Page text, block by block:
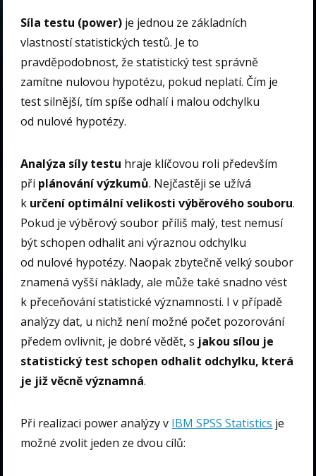
Síla testu (power) je jednou ze základních
vlastností statistických testů. Je to
pravděpodobnost, že statistický test správně
zamítne nulovou hypotézu, pokud neplatí. Čím je
test silnější, tím spíše odhalí i malou odchylku
od nulové hypotézy.
Analýza síly testu hraje klíčovou roli především
při plánování výzkumů. Nejčastěji se užívá
k určení optimální velikosti výběrového souboru.
Pokud je výběrový soubor příliš malý, test nemusí
být schopen odhalit ani výraznou odchylku
od nulové hypotézy. Naopak zbytečně velký soubor
znamená vyšší náklady, ale může také snadno vést
k přeceňování statistické významnosti. I v případě
analýzy dat, u nichž není možné počet pozorování
předem ovlivnit, je dobré vědět, s jakou sílou je
statistický test schopen odhalit odchylku, která
je již věcně významná.
Při realizaci power analýzy v IBM SPSS Statistics je
možné zvolit jeden ze dvou cílů: